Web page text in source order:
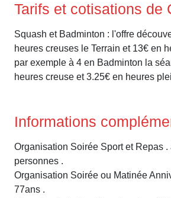
Tarifs et cotisations de
Squash et Badminton : l'offre
heures creuses le Terrain et 13€ en
par exemple à 4 en Badminton la
heures creuse et 3.25€ en heures
Informations
Organisation Soirée Sport et Repas .
personnes .
Organisation Soirée ou Matinée
77ans .